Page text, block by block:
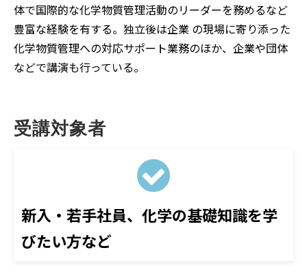
体で国際的な化学物質管理活動のリーダーを務めるなど
豊富な経験を有する。独立後は企業 の現場に寄り添った
化学物質管理への対応サポート業務のほか、企業や団体
などで講演も行っている。
受講対象者
新入・若手社員、化学の基礎知識を学
びたい方など